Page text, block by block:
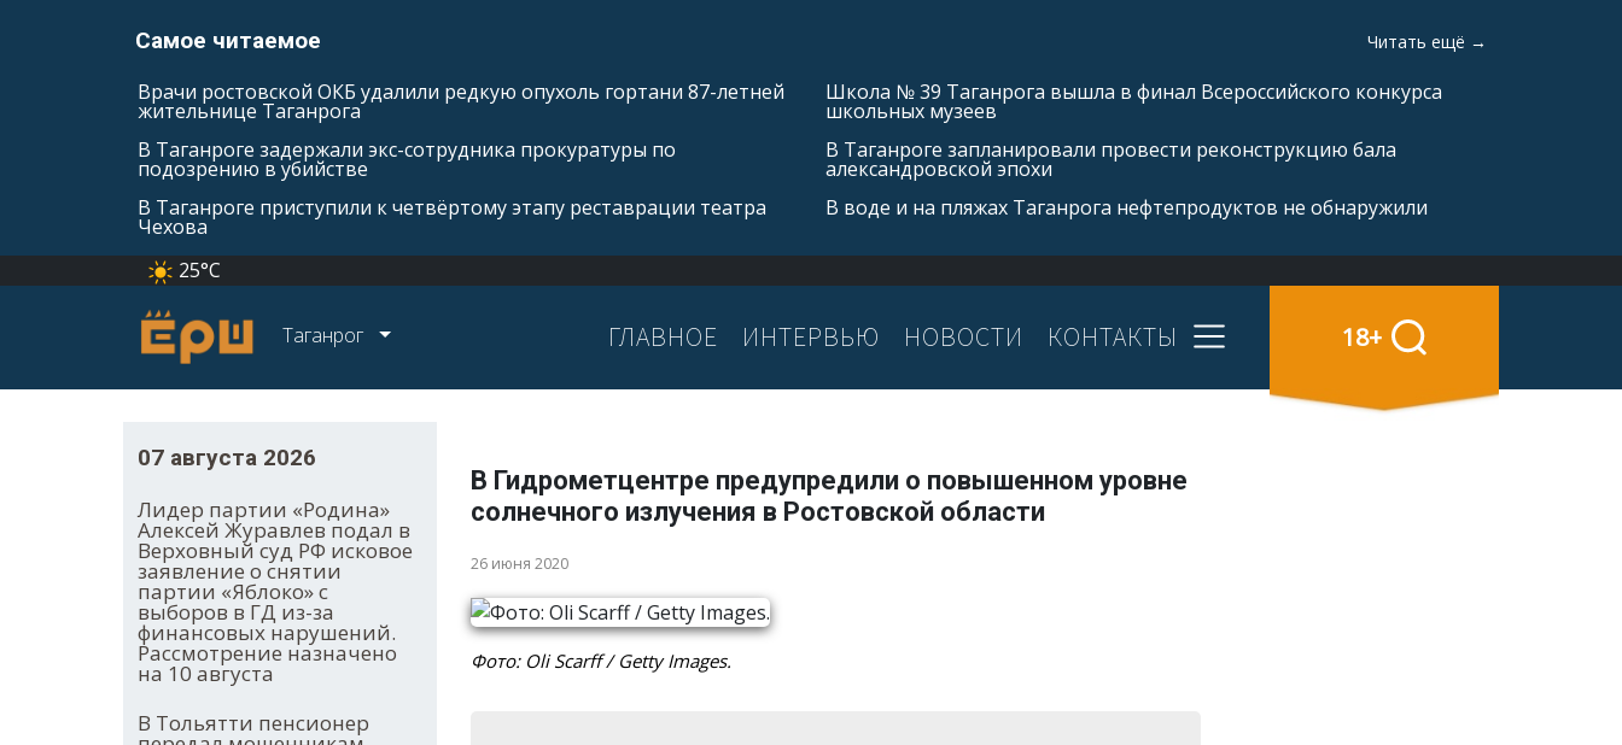
Самое читаемое Читать ещё →
Врачи ростовской ОКБ удалили редкую опухоль гортани 87-летней
жительнице Таганрога
В Таганроге задержали экс-сотрудника прокуратуры по
подозрению в убийстве
В Таганроге приступили к четвёртому этапу реставрации театра
Чехова
Школа № 39 Таганрога вышла в финал Всероссийского конкурса
школьных музеев
В Таганроге запланировали провести реконструкцию бала
александровской эпохи
В воде и на пляжах Таганрога нефтепродуктов не обнаружили
25°C
Таганрог ГЛАВНОЕ ИНТЕРВЬЮ НОВОСТИ КОНТАКТЫ 18+
07 августа 2026
Лидер партии «Родина»
Алексей Журавлев подал в
Верховный суд РФ исковое
заявление о снятии
партии «Яблоко» с
выборов в ГД из-за
финансовых нарушений.
Рассмотрение назначено
на 10 августа
В Тольятти пенсионер
В Гидрометцентре предупредили о повышенном уровне
солнечного излучения в Ростовской области
26 июня 2020
Фото: Oli Scarff / Getty Images.